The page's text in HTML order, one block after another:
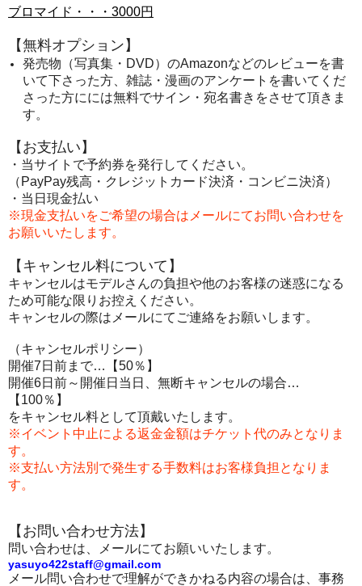
ブロマイド・・・3000円
【無料オプション】
発売物（写真集・DVD）のAmazonなどのレビューを書
いて下さった方、 雑誌・漫画のアンケートを書いてくだ
さった方にには無料でサイン・宛名書きをさせて頂きま
す。
【お支払い】
・当サイトで予約券を発行してください。
（PayPay残高・クレジットカード決済・コンビニ決済）
・当日現金払い
※現金支払いをご希望の場合はメールにてお問い合わせを
お願いいたします。
【キャンセル料について】
キャンセルはモデルさんの負担や他のお客様の迷惑になる
ため可能な限りお控えください。
キャンセルの際はメールにてご連絡をお願いします。
（キャンセルポリシー）
開催7日前まで…【50％】
開催6日前～開催日当日、無断キャンセルの場合…
【100％】
をキャンセル料として頂戴いたします。
※イベント中止による返金金額はチケット代のみとなりま
す。
※支払い方法別で発生する手数料はお客様負担となりま
す。
【お問い合わせ方法】
問い合わせは、メールにてお願いいたします。
yasuyo422staff@gmail.com
メール問い合わせで理解ができかねる内容の場合は、事務